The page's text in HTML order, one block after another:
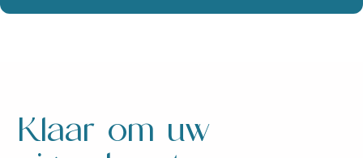
Klaar om uw